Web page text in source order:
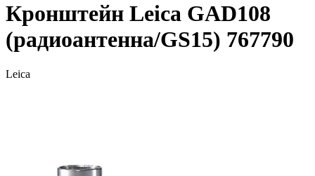
Кронштейн Leica GAD108
(радиоантенна/GS15) 767790
Leica